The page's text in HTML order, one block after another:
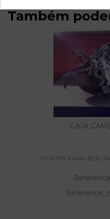
Também
CAJA
CITROEN XSARA BERLINA